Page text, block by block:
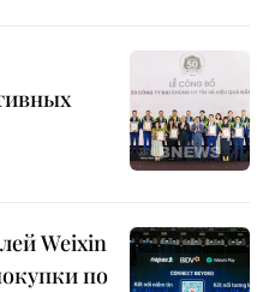
Weixin
по